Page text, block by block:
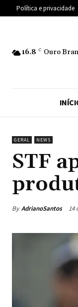
Política e privacidade
16.8 C Ouro
GERAL NEWS
STF
By AdrianoSantos 14